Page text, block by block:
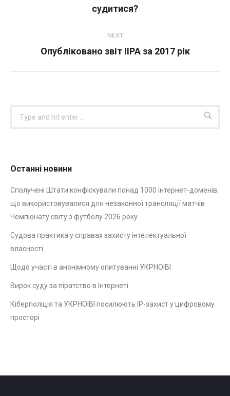
post:
судитися?
NEXT
Next
Опубліковано звіт IIPA за 2017 рік
Останні новини
Сполучені Штати конфіскували понад 1000 інтернет-доменів,
що використовувалися для незаконної трансляції матчів
Чемпіонату світу з футболу 2026 року
Судова практика у справах захисту інтелектуальної
власності
Щодо участі в анонімному опитуванні УКРНОІВІ
Вирок суду за піратство в Інтернеті
Кіберполіція та УКРНОІВІ посилюють ІР-захист у цифровому
просторі